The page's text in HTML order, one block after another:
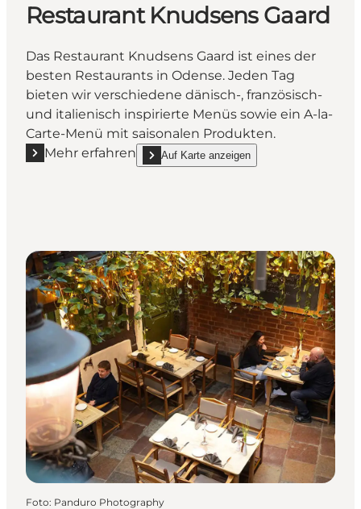
Restaurant Knudsens Gaard
Das Restaurant Knudsens Gaard ist eines der
besten Restaurants in Odense. Jeden Tag
bieten wir verschiedene dänisch-, französisch-
und italienisch inspirierte Menüs sowie ein A-la-
Carte-Menü mit saisonalen Produkten.
Mehr erfahren
Mehr erfahren "Restaurant Knudsens Gaard"
Auf Karte anzeigen
show Restaurant Knudsens Gaard on_map
Foto: Panduro Photography